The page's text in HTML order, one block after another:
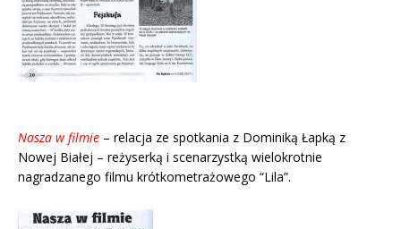
Nasza w filmie – relacja ze spotkania z Dominiką Łapką z
Nowej Białej – reżyserką i scenarzystką wielokrotnie
nagradzanego filmu krótkometrażowego “Lila”.